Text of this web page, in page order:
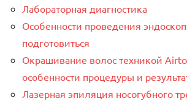
Лабораторная диагностика
Особенности проведения
подготовиться
Окрашивание волос техникой
особенности процедуры и
Лазерная эпиляция носогубного